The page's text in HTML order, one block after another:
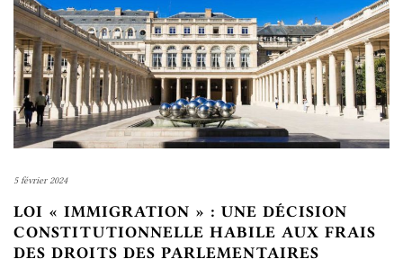
5 février 2024
LOI « IMMIGRATION » : UNE DÉCISION
CONSTITUTIONNELLE HABILE AUX FRAIS
DES DROITS DES PARLEMENTAIRES